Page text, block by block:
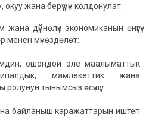
жана берүү үчүн колдонулат.
дүйнөлүк экономиканын өнүгүү
менен мүнөздөлөт:
ошондой эле маалыматтык
мамлекеттик жана
тынымсыз өсүшү;
байланыш каражаттарын иштеп